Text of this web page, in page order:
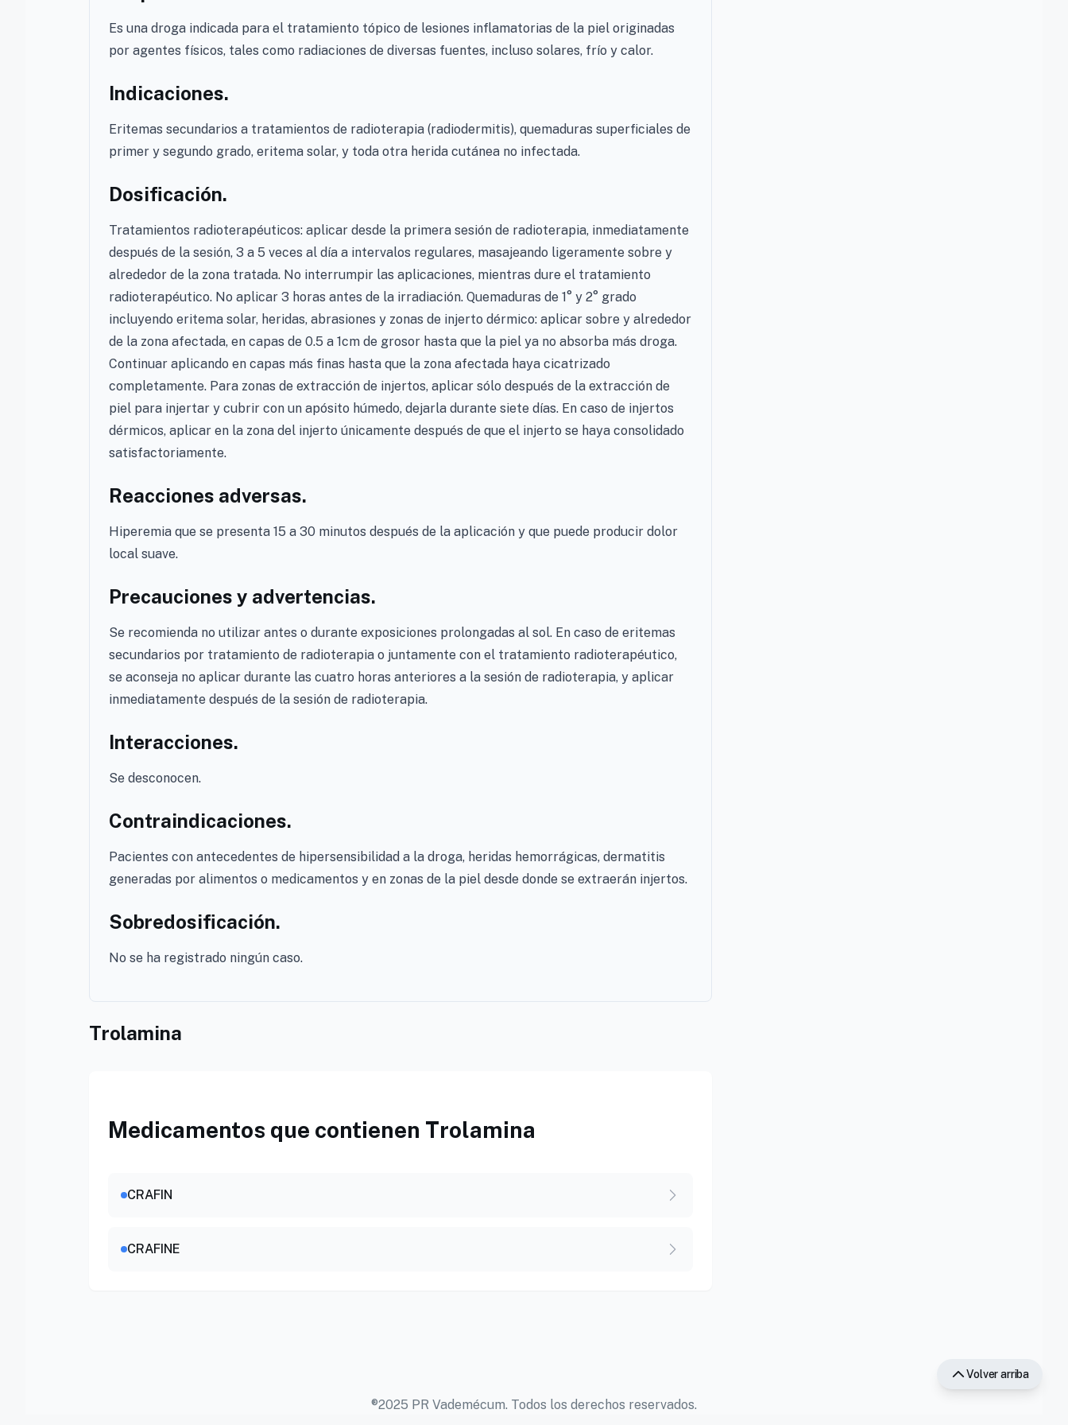
Es una droga indicada para el tratamiento tópico de lesiones inflamatorias de la piel originadas
por agentes físicos, tales como radiaciones de diversas fuentes, incluso solares, frío y calor.
Indicaciones.
Eritemas secundarios a tratamientos de radioterapia (radiodermitis), quemaduras superficiales de
primer y segundo grado, eritema solar, y toda otra herida cutánea no infectada.
Dosificación.
Tratamientos radioterapéuticos: aplicar desde la primera sesión de radioterapia, inmediatamente
después de la sesión, 3 a 5 veces al día a intervalos regulares, masajeando ligeramente sobre y
alrededor de la zona tratada. No interrumpir las aplicaciones, mientras dure el tratamiento
radioterapéutico. No aplicar 3 horas antes de la irradiación. Quemaduras de 1° y 2° grado
incluyendo eritema solar, heridas, abrasiones y zonas de injerto dérmico: aplicar sobre y alrededor
de la zona afectada, en capas de 0.5 a 1cm de grosor hasta que la piel ya no absorba más droga.
Continuar aplicando en capas más finas hasta que la zona afectada haya cicatrizado
completamente. Para zonas de extracción de injertos, aplicar sólo después de la extracción de
piel para injertar y cubrir con un apósito húmedo, dejarla durante siete días. En caso de injertos
dérmicos, aplicar en la zona del injerto únicamente después de que el injerto se haya consolidado
satisfactoriamente.
Reacciones adversas.
Hiperemia que se presenta 15 a 30 minutos después de la aplicación y que puede producir dolor
local suave.
Precauciones y advertencias.
Se recomienda no utilizar antes o durante exposiciones prolongadas al sol. En caso de eritemas
secundarios por tratamiento de radioterapia o juntamente con el tratamiento radioterapéutico,
se aconseja no aplicar durante las cuatro horas anteriores a la sesión de radioterapia, y aplicar
inmediatamente después de la sesión de radioterapia.
Interacciones.
Se desconocen.
Contraindicaciones.
Pacientes con antecedentes de hipersensibilidad a la droga, heridas hemorrágicas, dermatitis
generadas por alimentos o medicamentos y en zonas de la piel desde donde se extraerán injertos.
Sobredosificación.
No se ha registrado ningún caso.
Trolamina
Medicamentos que contienen Trolamina
CRAFIN
CRAFINE
®2025 PR Vademécum. Todos los derechos reservados.
Volver arriba